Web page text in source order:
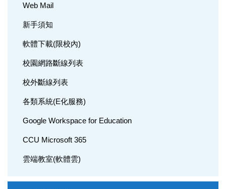
Web Mail
新手須知
軟體下載(限校內)
校園網路斷線列表
校外斷線列表
各類系統(E化服務)
Google Workspace for Education
CCU Microsoft 365
雲端教室(軟體雲)